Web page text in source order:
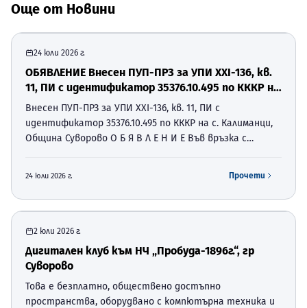
Още от Новини
24 юли 2026 г.
ОБЯВЛЕНИЕ Внесен ПУП-ПРЗ за УПИ ХХI-136, кв.
11, ПИ с идентификатор 35376.10.495 по КККР на
с. Калиманци, Община Суворово
Внесен ПУП-ПРЗ за УПИ ХХI-136, кв. 11, ПИ с
идентификатор 35376.10.495 по КККР на с. Калиманци,
Община Суворово О Б Я В Л Е Н И Е Във връзка с
24 юли 2026 г. Прочети
2 юли 2026 г.
Дигитален клуб към НЧ „Пробуда-1896г.“, гр
Суворово
Това е безплатно, обществено достъпно
пространства, оборудвано с компютърна техника и